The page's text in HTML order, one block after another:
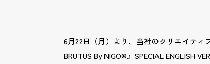
6月22日（月）より、当社のクリエイテ
BRUTUS By NIGO®』SPECIAL ENGLISH